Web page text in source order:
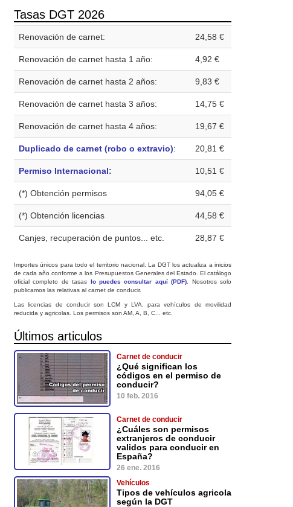
Tasas DGT 2026
Renovación de carnet: 24,58 €
Renovación de carnet hasta 1 año: 4,92 €
Renovación de carnet hasta 2 años: 9,83 €
Renovación de carnet hasta 3 años: 14,75 €
Renovación de carnet hasta 4 años: 19,67 €
Duplicado de carnet (robo o extravio): 20,81 €
Permiso Internacional: 10,51 €
(*) Obtención permisos 94,05 €
(*) Obtención licencias 44,58 €
Canjes, recuperación de puntos... etc. 28,87 €
Importes únicos para todo el territorio nacional. La DGT los actualiza a inicios
de cada año conforme a los Presupuestos Generales del Estado. El catálogo
oficial completo de tasas lo puedes consultar aquí (PDF) . Nosotros solo
publicamos las relativas al carnet de conducir.
Las licencias de conducir son LCM y LVA, para vehículos de movilidad
reducida y agricolas. Los permisos son AM, A, B, C... etc.
Últimos articulos
Carnet de conducir
¿Qué significan los
códigos en el permiso de
conducir?
10 feb. 2016
Carnet de conducir
¿Cuáles son permisos
extranjeros de conducir
validos para conducir en
España?
26 ene. 2016
Vehículos
Tipos de vehículos agricola
según la DGT